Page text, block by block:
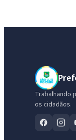
Trabalhando
os cidadãos.